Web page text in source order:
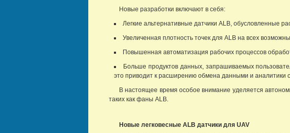
Новые разработки включают в себя:
Легкие альтернативные датчики ALB, обусловленные
Увеличенная плотность точек для ALB на всех
Повышенная автоматизация рабочих процессов
Больше продуктов данных, запрашиваемых
это приводит к расширению обмена данными и аналитики
В настоящее время особое внимание уделяется
таких как фаны ALB.
Новые легковесные ALB датчики для UAV